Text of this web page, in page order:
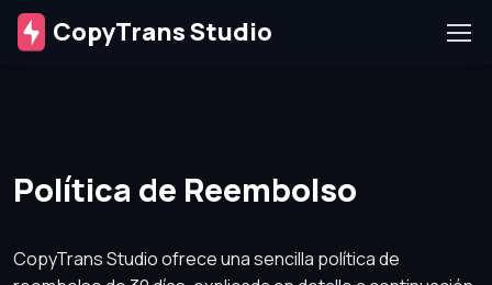
CopyTrans Studio
Política de Reembolso
CopyTrans Studio ofrece una sencilla política de